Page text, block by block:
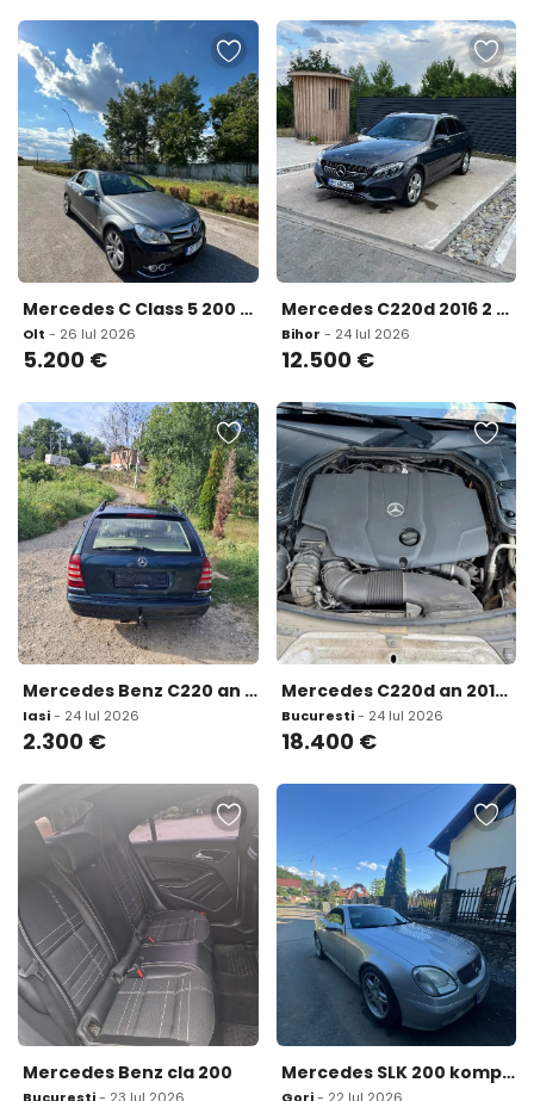
Mercedes C Class 5 200 eur
Olt - 26 Iul 2026
5.200 €
Mercedes C220d 2016 2 2 170cp 4matic 12 500 eur
Bihor - 24 Iul 2026
12.500 €
Mercedes Benz C220 an 2008 rate cu buletinul 2 300 eur
Iasi- 24 Iul 2026
2.300 €
Mercedes C220d an 2016 100 092 km 18 400 eur
Bucuresti- 24 Iul 2026
18.400 €
Mercedes Benz cla 200 Mercedes SLK 200 kompressor 5 750 eur